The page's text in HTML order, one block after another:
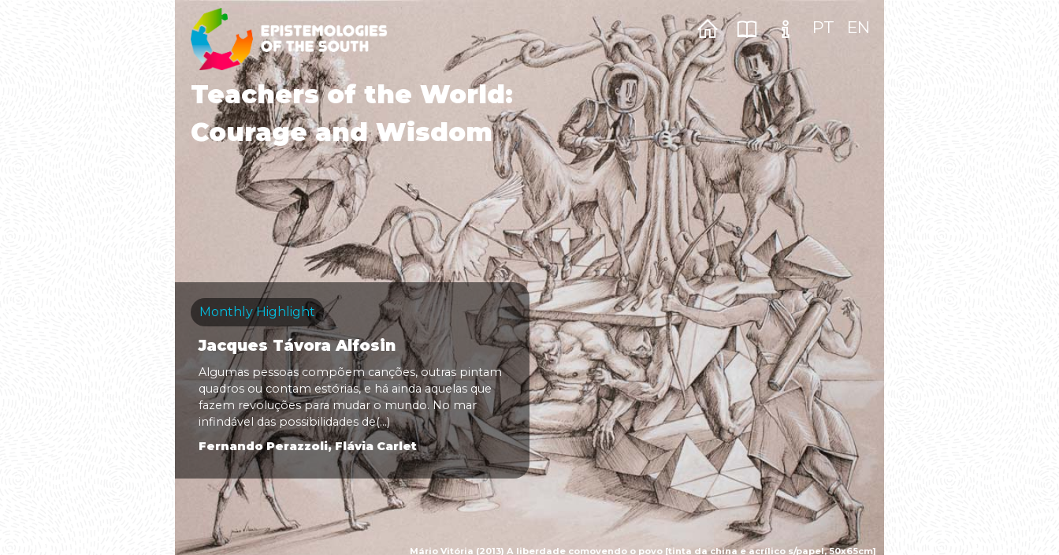
Mário Vitória (2013) A liberdade comovendo o povo [tinta da china e acrílico s/papel, 50x65cm]
Teachers of the World:
Courage and Wisdom
PT EN
Monthly Highlight
Jacques Távora Alfosin
Algumas pessoas compõem canções, outras pintam
quadros ou contam estórias, e há ainda aquelas que
fazem revoluções para mudar o mundo. No mar
infindável das possibilidades de(...)
Fernando Perazzoli, Flávia Carlet